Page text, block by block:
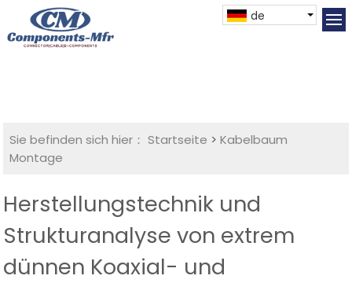
de
Sie befinden sich hier： Startseite >Kabelbaum
Montage
Herstellungstechnik und
Strukturanalyse von extrem
dünnen Koaxial- und